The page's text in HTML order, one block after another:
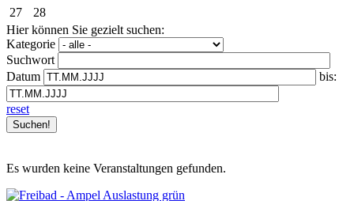
27
28
Hier können Sie gezielt suchen:
Kategorie
Suchwort
Datum
bis:
reset
Es wurden keine Veranstaltungen gefunden.